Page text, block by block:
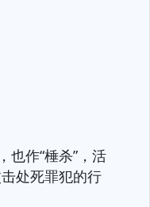
也作“棰杀”，活
处死罪犯的行